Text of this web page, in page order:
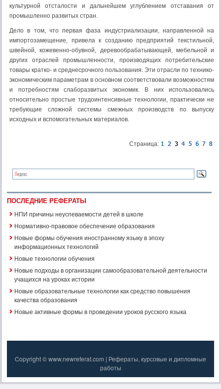
культурной отсталости и дальнейшем углублением отставания от
промышленно развитых стран.
Дело в том, что первая фаза индустриализации, направленной на
импортозамещение, привела к созданию предприятий текстильной,
швейной, кожевенно-обувной, деревообрабатывающей, мебельной и
других отраслей промышленности, производящих потребительские
товары кратко- и среднесрочного пользования. Эти отрасли по технико-
экономическим параметрам в основном соответствовали возможностям
и потребностям слаборазвитых экономик. В них использовались
относительно простые трудоинтенсивные технологии, практически не
требующие сложной системы смежных производств по выпуску
исходных и вспомогательных материалов.
Страница:
ПОСЛЕДНИЕ РЕФЕРАТЫ
НПИ причины неуспеваемости детей в школе
Нормативно-правовое обеспечение образования
Новые формы обучения иностранному языку в эпоху
информационных технологий
Новые технологии обучения
Новые подходы в организации самообразовательной деятельности
учащихся на уроках истории
Новые образовательные технологии как средство повышения
качества образования
Новые активные формы в проведении уроков русского языка
Copyright © www.newreferat.com | Рефераты, курсовые и дипломные
работы